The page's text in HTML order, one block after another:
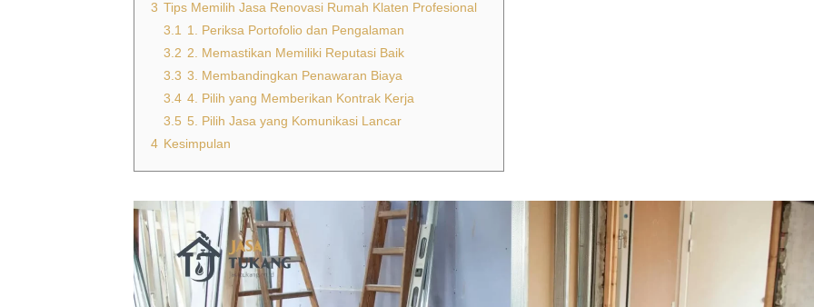
3 Tips Memilih Jasa Renovasi Rumah Klaten Profesional
3.1
1. Periksa Portofolio dan Pengalaman
3.2 2. Memastikan Memiliki Reputasi Baik
3.3 3. Membandingkan Penawaran Biaya
3.4 4. Pilih yang Memberikan Kontrak Kerja
3.5 5. Pilih Jasa yang Komunikasi Lancar
4 Kesimpulan